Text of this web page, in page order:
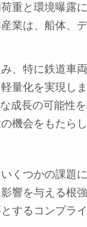
重と環境曝露
業は、船体、
、特に鉄道車
量化を実現し
成長の可能性
機会をもたらし
くつかの課題
響を与える根
するコンプラ